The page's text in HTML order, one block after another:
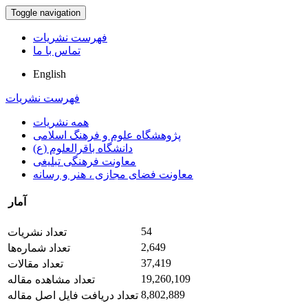
Toggle navigation
فهرست نشریات
تماس با ما
English
فهرست نشریات
همه نشریات
پژوهشگاه علوم و فرهنگ اسلامی
دانشگاه باقرالعلوم (ع)
معاونت فرهنگی تبلیغی
معاونت فضای مجازی ، هنر و رسانه
آمار
تعداد نشریات
54
تعداد شماره‌ها
2,649
تعداد مقالات
37,419
تعداد مشاهده مقاله
19,260,109
تعداد دریافت فایل اصل مقاله 8,802,889